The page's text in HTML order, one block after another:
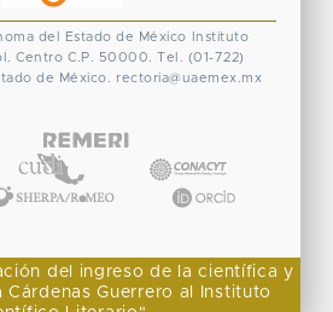
del Estado de México
Instituto
Centro C.P. 50000. Tel. (01-722)
de México. rectoria@uaemex.mx
del ingreso de la científica y
Cárdenas Guerrero al Instituto